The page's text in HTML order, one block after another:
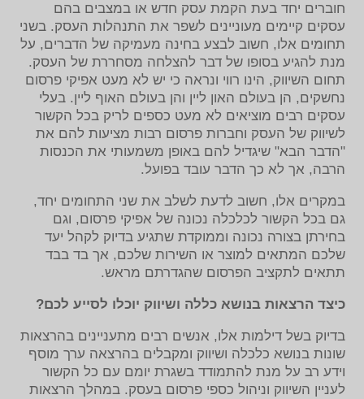
חוברים יחד בעת הקמת עסק חדש או במצבים בהם
עסקים קיימים מעוניינים לשפר את התנהלות העסק. בשני
תחומים אלו, חשוב לבצע בחינה מעמיקה של הדברים, על
מנת להגיע בסופו של דבר להצלחה מסחררת של העסק.
תחום השיווק, הינו רווי ונראה כי יש לא מעט אפיקי פרסום
נחשקים, הן בעולם האון ליין והן בעולם האוף ליין. בעלי
עסקים רבים מוציאים לא מעט כספים לריק בכל הקשור
לשיווק של העסק וחברות פרסום רבות מציעות להם את
"הדבר הבא" שיגדיל להם באופן משמעותי את הכנסות
הרבה, אך לא כך הדבר עובד בפועל.
במקרים אלו, חשוב לדעת לשלב את שני התחומים יחד,
גם בכל הקשור לכלכלה נכונה של אפיקי פרסום, וגם
בחירתן בצורה נכונה וממוקדת שתגיע בדיוק לקהל יעד
שלכם המתאים למוצר או השירות שלכם, אך בד בבד
תתאים לתקציב הפרסום שהגדרתם מראש.
כיצד הרצאות בנושא כללה ושיווק יוכלו לסייע לכם?
בדיוק בשל דילמות אלו, אנשים רבים מתעניינים בהרצאות
שונות בנושא כלכלה ושיווק ומקבלים בהרצאה ערך מוסף
וידע רב על מנת להתמודד בשגרת יומם עם כל הקשור
לעניין השיווק וניהול כספי פרסום בעסק. במהלך הרצאות